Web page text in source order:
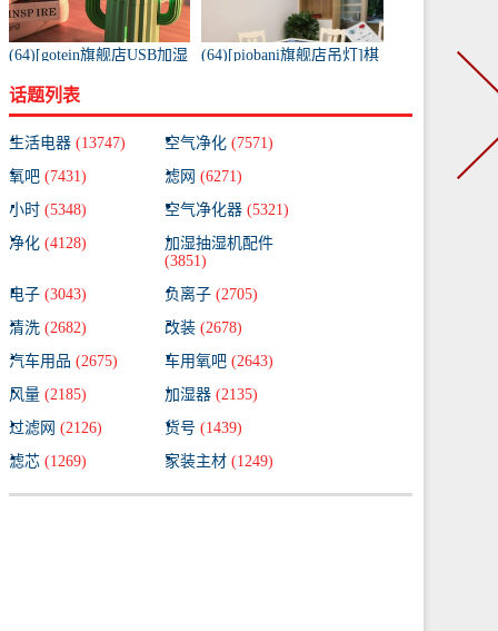
(64)[gotein旗舰店USB加湿
仙人掌便携式喷月销量99
件仅售58元
(64)[piobani旗舰店吊灯]棋
仅售780元
话题列表
生活电器 (13747) 空气净化 (7571)
氧吧 (7431) 滤网 (6271)
小时 (5348) 空气净化器 (5321)
净化 (4128)
加湿抽湿机配件
(3851)
电子 (3043) 负离子 (2705)
清洗 (2682) 改装 (2678)
汽车用品 (2675) 车用氧吧 (2643)
风量 (2185) 加湿器 (2135)
过滤网 (2126) 货号 (1439)
滤芯 (1269) 家装主材 (1249)